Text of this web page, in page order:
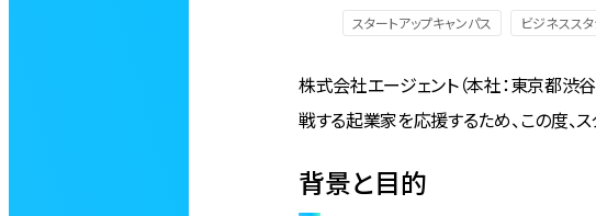
スタートアップキャンパス ビジネスス
株式会社エージェント（本社：東京都渋
戦する起業家を応援するため、この度、ス
背景と目的